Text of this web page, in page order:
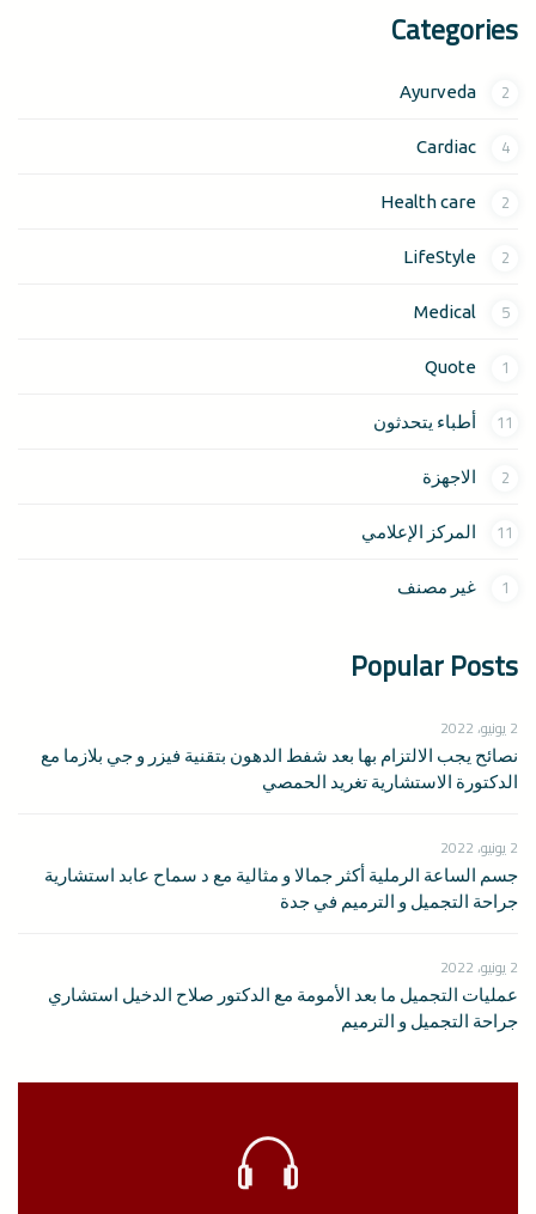
Categories
Ayurveda 2
Cardiac 4
Health care 2
LifeStyle 2
Medical 5
Quote 1
أطباء يتحدثون 11
الاجهزة 2
المركز الإعلامي 11
غير مصنف 1
Popular Posts
2 يونيو، 2022
نصائح يجب الالتزام بها بعد شفط الدهون بتقنية فيزر و جي بلازما مع
الدكتورة الاستشارية تغريد الحمصي
2 يونيو، 2022
جسم الساعة الرملية أكثر جمالا و مثالية مع د سماح عابد استشارية
جراحة التجميل و الترميم في جدة
2 يونيو، 2022
عمليات التجميل ما بعد الأمومة مع الدكتور صلاح الدخيل استشاري
جراحة التجميل و الترميم